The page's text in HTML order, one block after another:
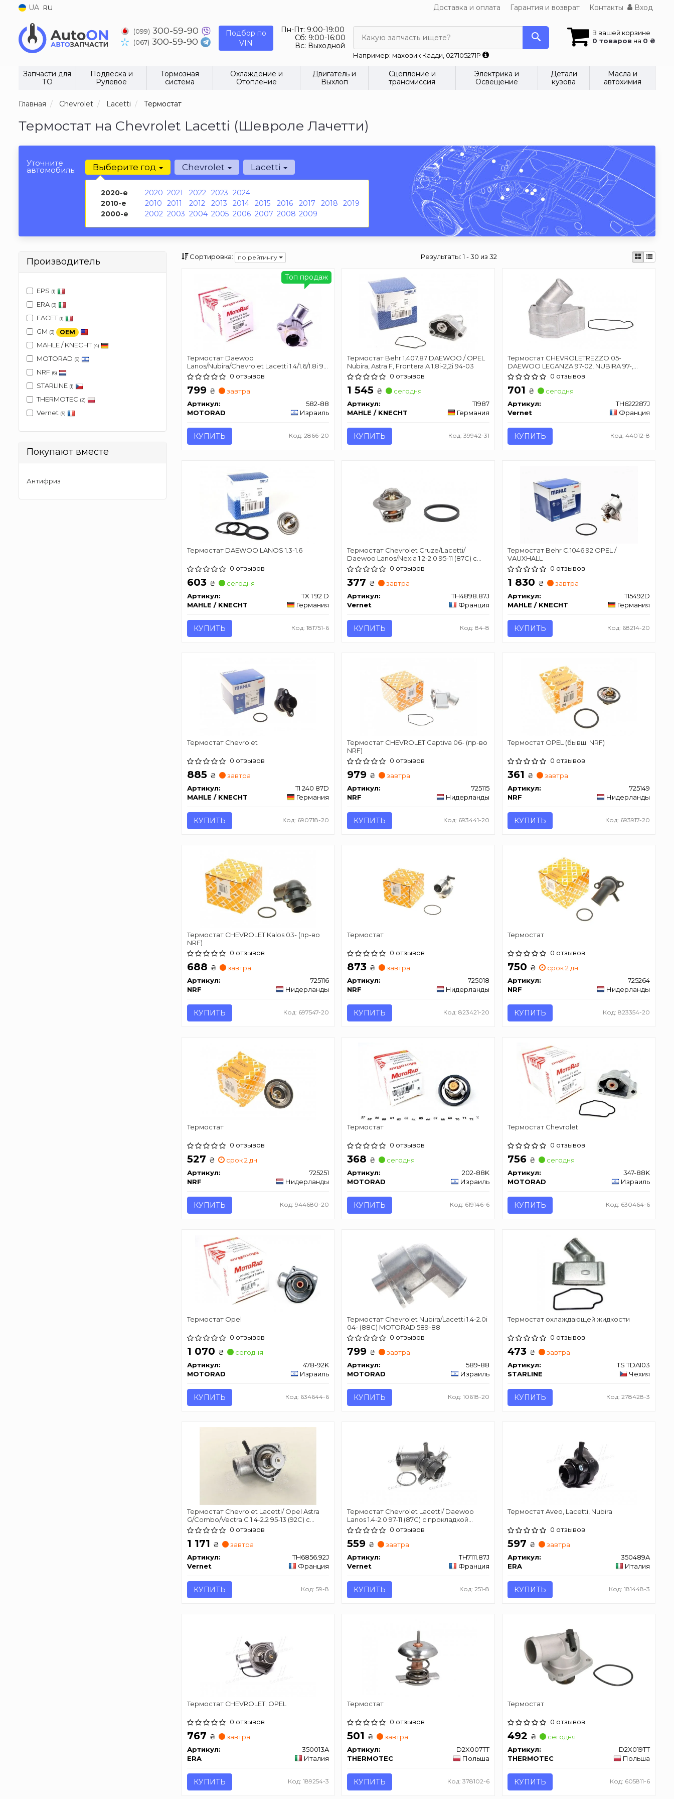
UA RU Доставка и оплата Гарантия и возврат Контакты Вход
(099) 300-59-90
(067) 300-59-90
Подбор по
VIN
Пн-Пт: 9:00-19:00
Сб: 9:00-16:00
Вс: Выходной
В вашей корзине
0 товаров на 0 ₴
Какую запчасть ищете?
Например: маховик Кадди, 027105271P
Запчасти для
ТО
Подвеска и
Рулевое
Тормозная
система
Охлаждение и
Отопление
Двигатель и
Выхлоп
Сцепление и
трансмиссия
Электрика и
Освещение
Детали
кузова
Масла и
автохимия
Главная Chevrolet Lacetti Термостат
Термостат на Chevrolet Lacetti (Шевроле Лачетти)
Уточните
автомобиль: Выберите год
2020-е 2020 2021 2022 2023 2024
2010-е
2010 2011 2012 2013 2014 2015 2016 2017 2018
2019
2000-е
2002 2003 2004 2005 2006 2007 2008 2009
Chevrolet Lacetti
Производитель
EPS (1)
ERA (3)
FACET (1)
GM (3) OEM
MAHLE / KNECHT (4)
MOTORAD (6)
NRF (6)
STARLINE (1)
THERMOTEC (2)
Vernet (5)
Покупают вместе
Антифриз
Сортировка: по рейтингу Результаты:1 - 30 из 32
Термостат Daewoo
Lanos/Nubira/Chevrolet Lacetti 1.4/1.6/1.8i 97-
(88C) MOTORAD 582-88
0 отзывов
799 ₴
завтра
Артикул:
582-88
MOTORAD
Израиль
КУПИТЬ Код: 2866-20
Топ продаж
Термостат Behr 1.407.87 DAEWOO / OPEL
Nubira, Astra F, Frontera A 1,8i-2,2i 94-03
0 отзывов
1 545 ₴
сегодня
Артикул:
TI987
MAHLE / KNECHT
Германия
КУПИТЬ Код: 39942-31
Термостат CHEVROLETREZZO 05-
DAEWOO LEGANZA 97-02, NUBIRA 97-,
REZZO 00-
0 отзывов
701 ₴
сегодня
Артикул:
TH622287J
Vernet
Франция
КУПИТЬ Код: 44012-8
Термостат DAEWOO LANOS 1.3-1.6
0 отзывов
603 ₴
сегодня
Артикул:
TX 1 92 D
MAHLE / KNECHT
Германия
КУПИТЬ Код: 181751-6
Термостат Chevrolet Cruze/Lacetti/
Daewoo Lanos/Nexia 1.2-2.0 95-11 (87C) с
прокладкой CALORSTAT BY VERNET
TH4898.87J
0 отзывов
377 ₴
завтра
Артикул:
TH4898.87J
Vernet
Франция
КУПИТЬ Код: 84-8
Термостат Behr C.1046.92 OPEL /
VAUXHALL
0 отзывов
1 830 ₴
завтра
Артикул:
TI5492D
MAHLE / KNECHT
Германия
КУПИТЬ Код: 68214-20
Термостат Chevrolet
0 отзывов
885 ₴
завтра
Артикул:
TI 240 87D
MAHLE / KNECHT
Германия
КУПИТЬ Код: 690718-20
Термостат CHEVROLET Captiva 06- (пр-во
NRF)
0 отзывов
979 ₴
завтра
Артикул:
725115
NRF
Нидерланды
КУПИТЬ Код: 693441-20
Термостат OPEL (бывш. NRF)
0 отзывов
361 ₴
завтра
Артикул:
725149
NRF
Нидерланды
КУПИТЬ Код: 693917-20
Термостат CHEVROLET Kalos 03- (пр-во
NRF)
0 отзывов
688 ₴
завтра
Артикул:
725116
NRF
Нидерланды
КУПИТЬ Код: 697547-20
Термостат
0 отзывов
873 ₴
завтра
Артикул:
725018
NRF
Нидерланды
КУПИТЬ Код: 823421-20
Термостат
0 отзывов
750 ₴
срок 2 дн.
Артикул:
725264
NRF
Нидерланды
КУПИТЬ Код: 823354-20
Термостат
0 отзывов
527 ₴
срок 2 дн.
Артикул:
725251
NRF
Нидерланды
КУПИТЬ Код: 944680-20
Термостат
0 отзывов
368 ₴
сегодня
Артикул:
202-88K
MOTORAD
Израиль
КУПИТЬ Код: 619146-6
Термостат Chevrolet
0 отзывов
756 ₴
сегодня
Артикул:
347-88K
MOTORAD
Израиль
КУПИТЬ Код: 630464-6
Термостат Opel
0 отзывов
1 070 ₴
сегодня
Артикул:
478-92K
MOTORAD
Израиль
КУПИТЬ Код: 634644-6
Термостат Chevrolet Nubira/Lacetti 1.4-2.0i
04- (88C) MOTORAD 589-88
0 отзывов
799 ₴
завтра
Артикул:
589-88
MOTORAD
Израиль
КУПИТЬ Код: 10618-20
Термостат охлаждающей жидкости
0 отзывов
473 ₴
завтра
Артикул:
TS TDA103
STARLINE
Чехия
КУПИТЬ Код: 278428-3
Термостат Chevrolet Lacetti/ Opel Astra
G/Combo/Vectra C 1.4-2.2 95-13 (92C) с
прокладкой CALORSTAT BY VERNET
TH6856.92J
0 отзывов
1 171 ₴
завтра
Артикул:
TH6856.92J
Vernet
Франция
КУПИТЬ Код: 59-8
Термостат Chevrolet Lacetti/ Daewoo
Lanos 1.4-2.0 97-11 (87C) с прокладкой
CALORSTAT BY VERNET TH7111.87J
0 отзывов
559 ₴
завтра
Артикул:
TH7111.87J
Vernet
Франция
КУПИТЬ Код: 251-8
Термостат Aveo, Lacetti, Nubira
0 отзывов
597 ₴
завтра
Артикул:
350489A
ERA
Италия
КУПИТЬ Код: 181448-3
Термостат CHEVROLET; OPEL
0 отзывов
767 ₴
завтра
Артикул:
350013A
ERA
Италия
КУПИТЬ Код: 189254-3
Термостат
0 отзывов
501 ₴
завтра
Артикул:
D2X007TT
THERMOTEC
Польша
КУПИТЬ Код: 378102-6
Термостат
0 отзывов
492 ₴
сегодня
Артикул:
D2X019TT
THERMOTEC
Польша
КУПИТЬ Код: 605811-6